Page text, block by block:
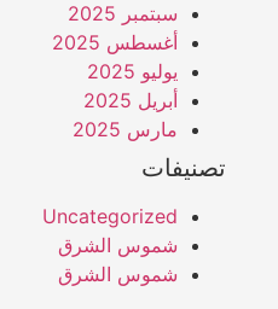
سبتمبر 2025
أغسطس 2025
يوليو 2025
أبريل 2025
مارس 2025
تصنيفات
Uncategorized
شموس الشرق
شموس الشرق